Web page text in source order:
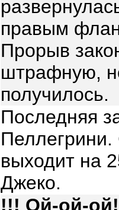
правым
Прорыв
штрафную,
получилось.
Последняя
Пеллегрини.
выходит на
Джеко.
!!! Ой-ой-